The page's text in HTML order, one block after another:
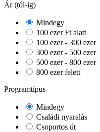
Ár (tól-ig)
Mindegy
100 ezer Ft alatt
100 ezer - 300 ezer
300 ezer - 500 ezer
500 ezer - 800 ezer
800 ezer felett
Programtípus
Mindegy
Családi nyaralás
Csoportos út